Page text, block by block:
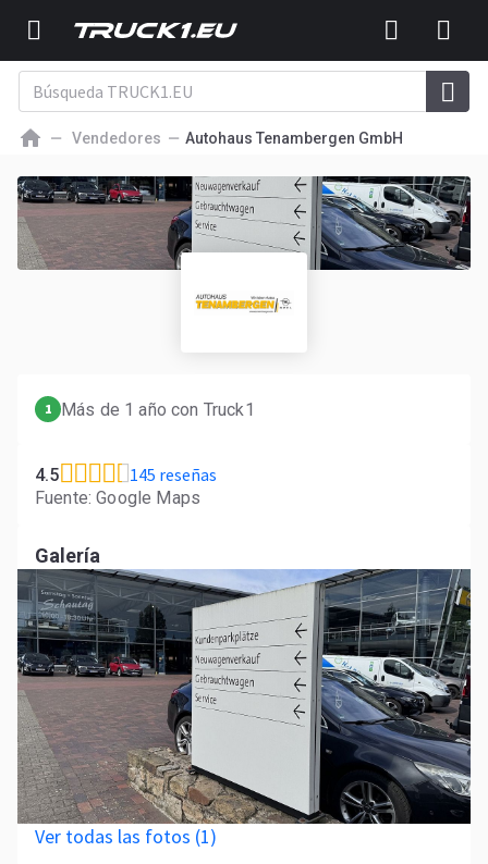
Vendedores Autohaus Tenambergen GmbH
1 Más de 1 año con Truck1
4.5 145 reseñas
Fuente: Google Maps
Galería
Ver todas las fotos (1)